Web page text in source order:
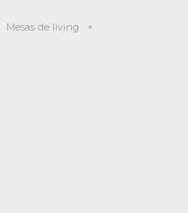
Mesas de living